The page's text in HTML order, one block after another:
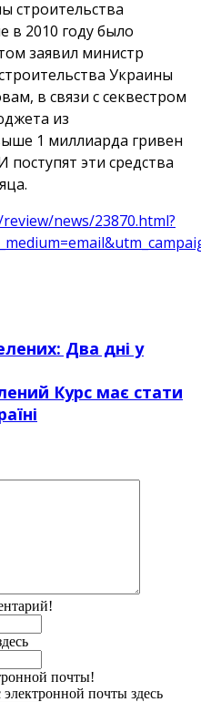
строительства
в 2010 году было
заявил министр
Украины
в связи с секвестром
из
1 миллиарда гривен
эти средства
news/23870.html?
Два дні у
Курс має стати
почты!
почты здесь